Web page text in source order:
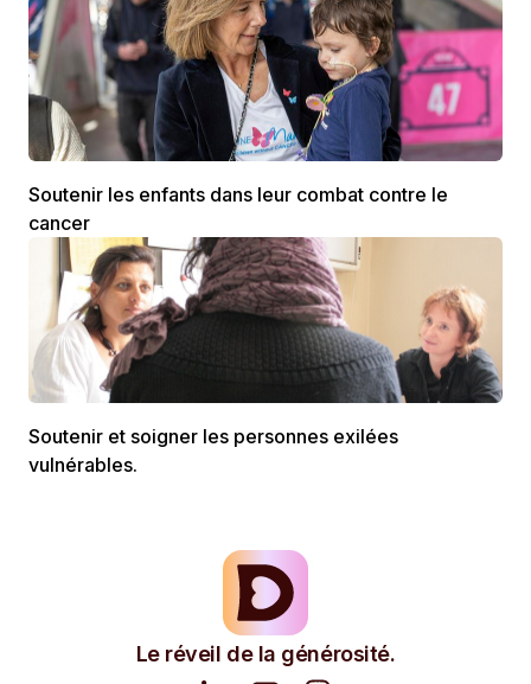
Soutenir les enfants dans leur combat contre le
cancer
Soutenir et soigner les personnes exilées
vulnérables.
Le réveil de la générosité.